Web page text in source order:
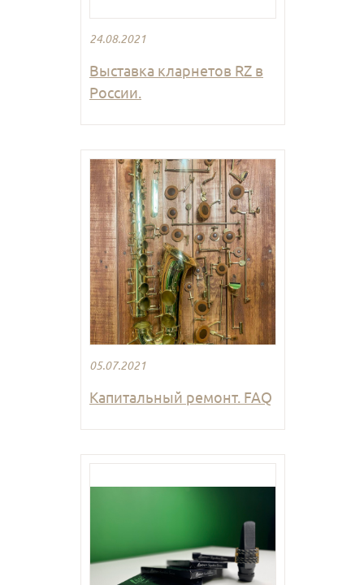
24.08.2021
Выставка кларнетов RZ в
России.
05.07.2021
Капитальный ремонт. FAQ